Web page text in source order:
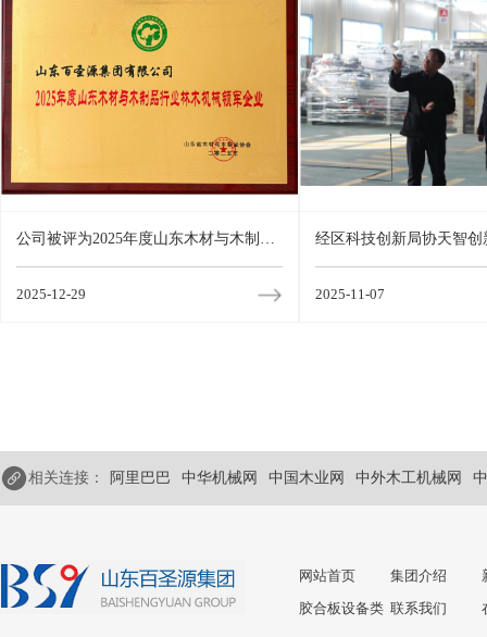
公司被评为2025年度山东木材与木制品
行业林木机械领军企业
2025-12-29
经区科技创新局协天智创
专家团来企调研
2025-11-07
相关连接： 阿里巴巴 中华机械网 中国木业网 中外木工机械网
网站首页 集团介绍
胶合板设备类 联系我们